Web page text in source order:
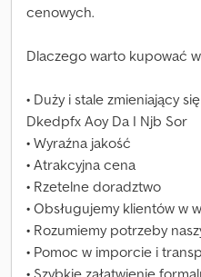
cenowych.
Dlaczego warto kupować
• Duży i stale zmieniający
Dkedpfx Aoy Da I Njb Sor
• Wyraźna jakość
• Atrakcyjna cena
• Rzetelne doradztwo
• Obsługujemy klientów w
• Rozumiemy potrzeby
• Pomoc w imporcie i
• Szybkie załatwienie